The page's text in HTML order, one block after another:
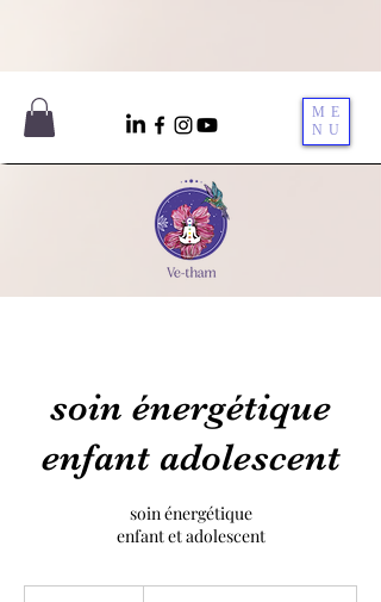
ME
NU
soin énergétique
enfant adolescent
soin énergétique
enfant et adolescent